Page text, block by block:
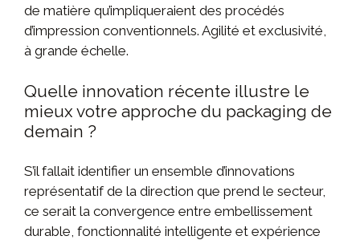
de matière qu’impliqueraient des procédés
d’impression conventionnels. Agilité et exclusivité,
à grande échelle.
Quelle innovation récente illustre le
mieux votre approche du packaging de
demain ?
S’il fallait identifier un ensemble d’innovations
représentatif de la direction que prend le secteur,
ce serait la convergence entre embellissement
durable, fonctionnalité intelligente et expérience